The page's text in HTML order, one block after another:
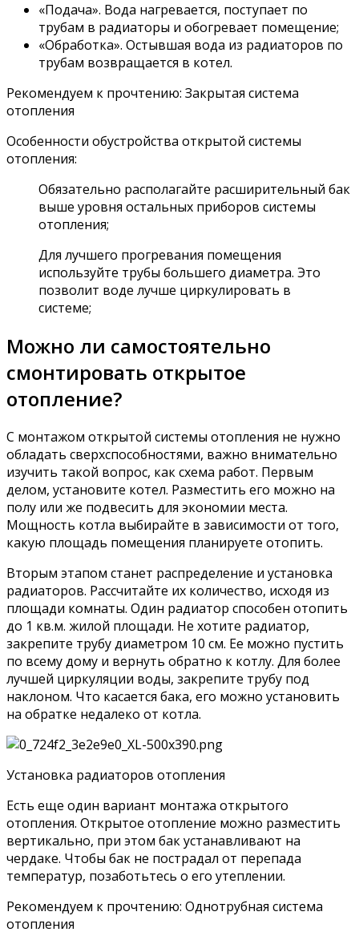
«Подача». Вода нагревается, поступает по
трубам в радиаторы и обогревает помещение;
«Обработка». Остывшая вода из радиаторов по
трубам возвращается в котел.
Рекомендуем к прочтению: Закрытая система
отопления
Особенности обустройства открытой системы
отопления:
Обязательно располагайте расширительный бак
выше уровня остальных приборов системы
отопления;
Для лучшего прогревания помещения
используйте трубы большего диаметра. Это
позволит воде лучше циркулировать в
системе;
Можно ли самостоятельно
смонтировать открытое
отопление?
С монтажом открытой системы отопления не нужно
обладать сверхспособностями, важно внимательно
изучить такой вопрос, как схема работ. Первым
делом, установите котел. Разместить его можно на
полу или же подвесить для экономии места.
Мощность котла выбирайте в зависимости от того,
какую площадь помещения планируете отопить.
Вторым этапом станет распределение и установка
радиаторов. Рассчитайте их количество, исходя из
площади комнаты. Один радиатор способен отопить
до 1 кв.м. жилой площади. Не хотите радиатор,
закрепите трубу диаметром 10 см. Ее можно пустить
по всему дому и вернуть обратно к котлу. Для более
лучшей циркуляции воды, закрепите трубу под
наклоном. Что касается бака, его можно установить
на обратке недалеко от котла.
Установка радиаторов отопления
Есть еще один вариант монтажа открытого
отопления. Открытое отопление можно разместить
вертикально, при этом бак устанавливают на
чердаке. Чтобы бак не пострадал от перепада
температур, позаботьтесь о его утеплении.
Рекомендуем к прочтению: Однотрубная система
отопления